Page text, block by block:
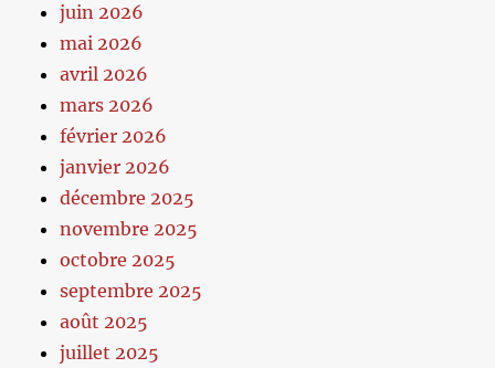
juin 2026
mai 2026
avril 2026
mars 2026
février 2026
janvier 2026
décembre 2025
novembre 2025
octobre 2025
septembre 2025
août 2025
juillet 2025